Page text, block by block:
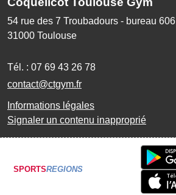
54 rue des 7 Troubadours - bureau 606
31000 Toulouse
Tél. : 07 69 43 26 78
contact@ctgym.fr
Informations légales
Signaler un contenu inapproprié
SPORTSREGIONS